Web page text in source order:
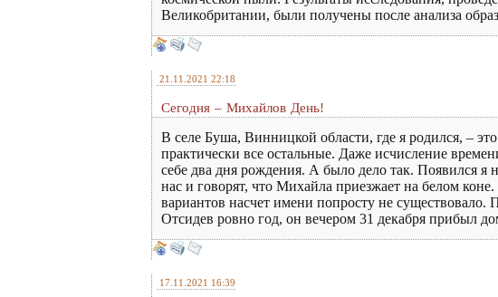
Великобритании, были получены после анализа
21.11.2021 22:18
Сегодня – Михайлов День!
В селе Буша, Винницкой области, где я родился, –
практически все остальные. Даже исчисление
себе два дня рождения. А было дело так. Появился я
нас и говорят, что Михайла приезжает на белом
вариантов насчет имени попросту не существовало.
Отсидев ровно год, он вечером 31 декабря прибыл
17.11.2021 16:39